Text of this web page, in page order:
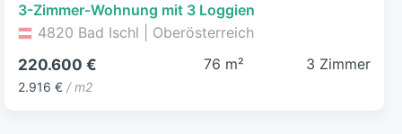
3-Zimmer-Wohnung mit 3 Loggien
4820 Bad Ischl | Oberösterreich
220.600 €
2.916 € / m2
76 m² 3 Zimmer